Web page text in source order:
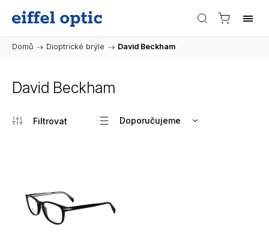
Domů / Dioptrické brýle / David Beckham
David Beckham
Doporučujeme